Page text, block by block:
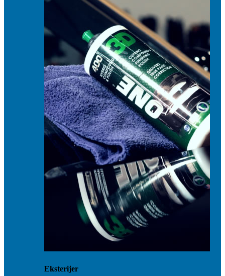
Eksterijer